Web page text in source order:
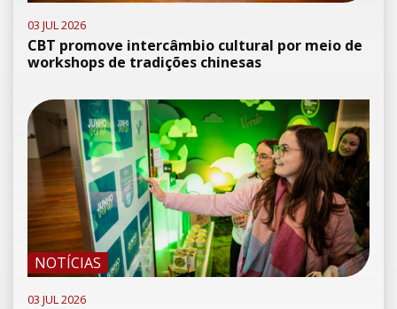
03 JUL 2026
CBT promove intercâmbio cultural por meio de
workshops de tradições chinesas
NOTÍCIAS
03 JUL 2026